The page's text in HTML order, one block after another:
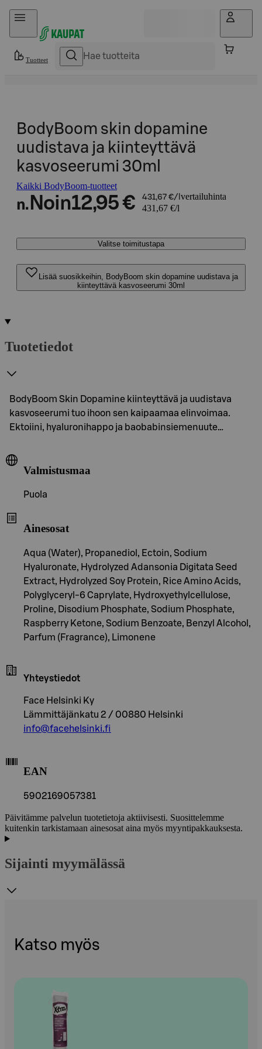
Hyppää sisältöön
Tuotteet
BodyBoom skin dopamine
uudistava ja kiinteyttävä
kasvoseerumi 30ml
Kaikki BodyBoom-tuotteet
n. Noin12,95 € 431,67 €/l vertailuhinta
431,67 €/l
Valitse toimitustapa
Lisää suosikkeihin, BodyBoom skin dopamine uudistava ja
kiinteyttävä kasvoseerumi 30ml
Tuotetiedot
BodyBoom Skin Dopamine kiinteyttävä ja uudistava
kasvoseerumi tuo ihoon sen kaipaamaa elinvoimaa.
Ektoiini, hyaluronihappo ja baobabinsiemenuute…
Valmistusmaa
Puola
Ainesosat
Aqua (Water), Propanediol, Ectoin, Sodium
Hyaluronate, Hydrolyzed Adansonia Digitata Seed
Extract, Hydrolyzed Soy Protein, Rice Amino Acids,
Polyglyceryl-6 Caprylate, Hydroxyethylcellulose,
Proline, Disodium Phosphate, Sodium Phosphate,
Raspberry Ketone, Sodium Benzoate, Benzyl Alcohol,
Parfum (Fragrance), Limonene
Yhteystiedot
Face Helsinki Ky
Lämmittäjänkatu 2 / 00880 Helsinki
info@facehelsinki.fi
EAN
5902169057381
Päivitämme palvelun tuotetietoja aktiivisesti. Suosittelemme
kuitenkin tarkistamaan ainesosat aina myös myyntipakkauksesta.
Sijainti myymälässä
Katso myös